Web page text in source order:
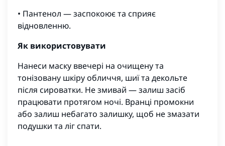
• Пантенол — заспокоює та сприяє
відновленню.
Як використовувати
Нанеси маску ввечері на очищену та
тонізовану шкіру обличчя, шиї та декольте
після сироватки. Не змивай — залиш засіб
працювати протягом ночі. Вранці промокни
або залиш небагато залишку, щоб не змазати
подушки та ліг спати.